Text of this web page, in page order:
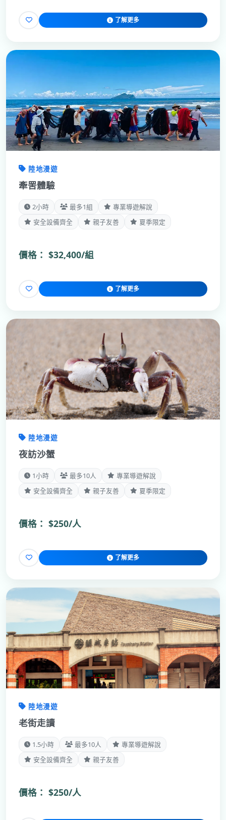
了解更多
陸地漫遊
牽罟體驗
2小時 最多1組
專業導遊解說
安全設備齊全
親子友善 夏季限定
價格： $32,400/組
了解更多
陸地漫遊
夜訪沙蟹
1小時 最多10人
專業導遊解說
安全設備齊全
親子友善 夏季限定
價格： $250/人
了解更多
陸地漫遊
老街走讀
1.5小時 最多10人
專業導遊解說
安全設備齊全
親子友善
價格： $250/人